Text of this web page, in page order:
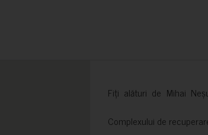
Fiți alături de Mihai
Complexului de